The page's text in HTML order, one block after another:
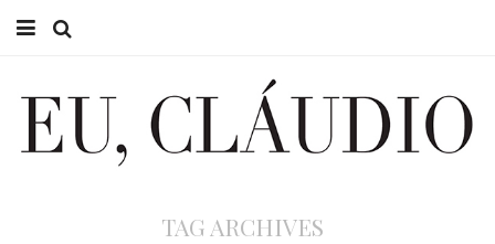
EU CLÁUDIO
TAG ARCHIVES